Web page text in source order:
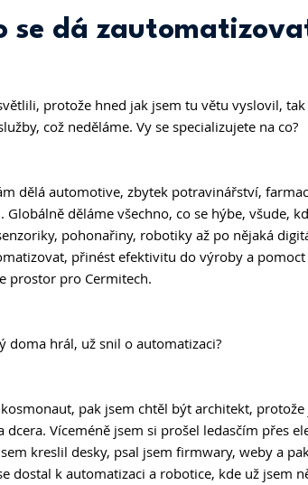
se dá
protože hned jak jsem tu větu vyslovil,
což neděláme. Vy se specializujete na co?
dělá automotive, zbytek potravinářství,
Globálně děláme všechno, co se hýbe, všude,
pohonařiny, robotiky až po nějaká
přinést efektivitu do výroby a
prostor pro Cermitech.
doma hrál, už snil o automatizaci?
pak jsem chtěl být architekt,
dcera. Víceméně jsem si prošel ledasčím přes
kreslil desky, psal jsem firmwary, weby a
dostal k automatizaci a robotice, kde už jsem